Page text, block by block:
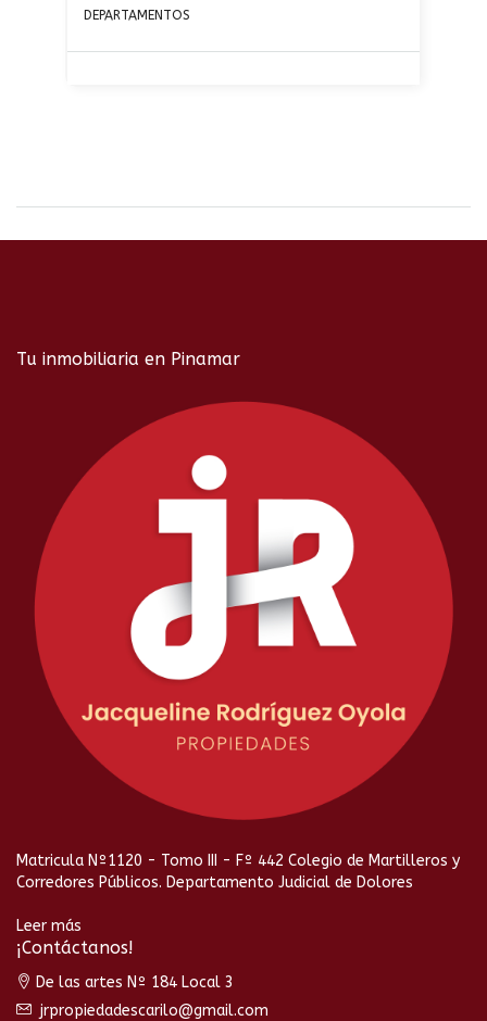
DEPARTAMENTOS
Tu inmobiliaria en Pinamar
Matricula Nº1120 - Tomo III - Fº 442 Colegio de Martilleros y
Corredores Públicos. Departamento Judicial de Dolores
Leer más
¡Contáctanos!
De las artes Nº 184 Local 3
jrpropiedadescarilo@gmail.com